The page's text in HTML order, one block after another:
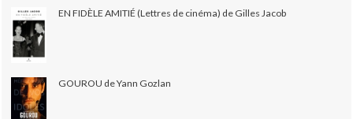
EN FIDÈLE AMITIÉ (Lettres de cinéma) de Gilles Jacob
GOUROU de Yann Gozlan